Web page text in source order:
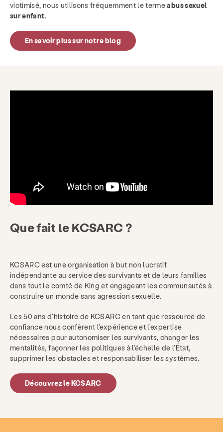
victimisé, nous utilisons fréquemment le termeabus sexuel
sur enfant.
En savoir plus sur notre blog
Que fait le KCSARC ?
KCSARC est une organisation à but non lucratif
indépendante au service des survivants et de leurs familles
dans tout le comté de King et engageant les communautés à
construire un monde sans agression sexuelle.
Les 50 ans d'histoire de KCSARC en tant que ressource de
confiance nous confèrent l'expérience et l'expertise
nécessaires pour autonomiser les survivants, changer les
mentalités, façonner les politiques à l'échelle de l'État,
supprimer les obstacles et responsabiliser les systèmes.
Découvrez le KCSARC